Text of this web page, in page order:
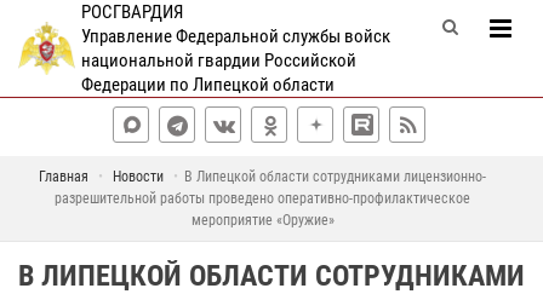
РОСГВАРДИЯ
Управление Федеральной службы войск
национальной гвардии Российской
Федерации по Липецкой области
Главная Новости
В Липецкой области сотрудниками лицензионно-
разрешительной работы проведено оперативно-профилактическое
мероприятие «Оружие»
В ЛИПЕЦКОЙ ОБЛАСТИ СОТРУДНИКАМИ